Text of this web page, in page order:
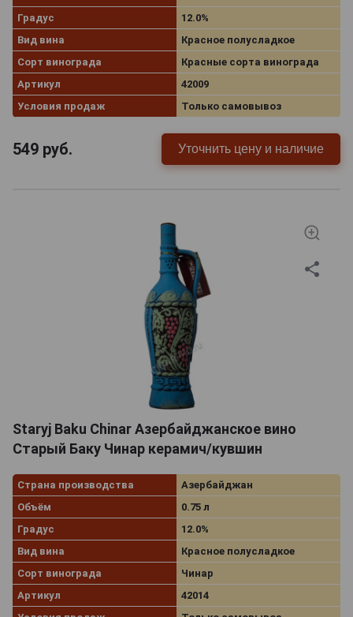
Градус
12.0%
Вид вина
Красное полусладкое
Сорт винограда
Красные сорта винограда
Артикул
42009
Условия продаж
Только самовывоз
549 руб. Уточнить цену и наличие
Staryj Baku Chinar Азербайджанское вино
Старый Баку Чинар керамич/кувшин
Страна производства
Азербайджан
Объём
0.75 л
Градус
12.0%
Вид вина
Красное полусладкое
Сорт винограда
Чинар
Артикул
42014